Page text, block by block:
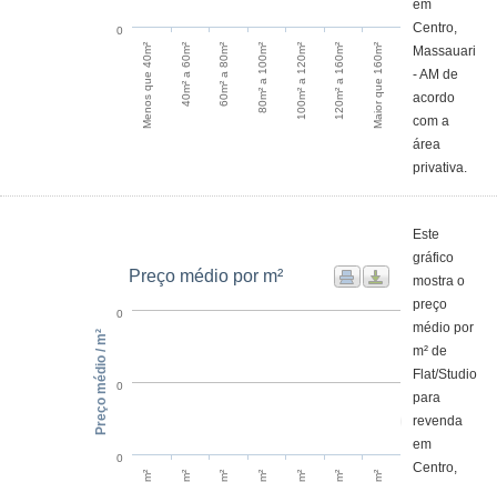
Menos que 40m² 40m² a 60m² 60m² a 80m² 80m² a 100m² 100m² a 120m² 120m² a 160m² Maior que 160m²
0
em
Centro,
Massauari
- AM de
acordo
com a
área
privativa.
Preço médio por m²
0
0
0
Preço médio / m²
Este
gráfico
mostra o
preço
médio por
m² de
Flat/Studio
para
revenda
em
Centro,